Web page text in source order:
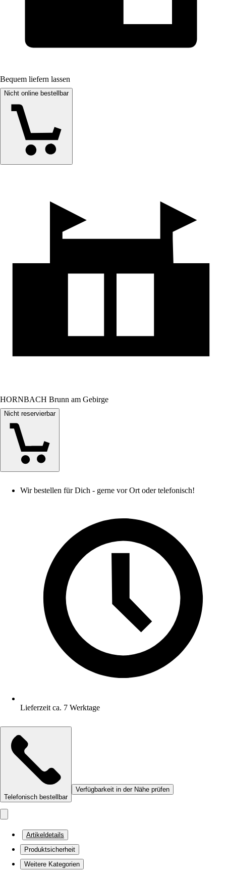
Bequem liefern lassen
Nicht online bestellbar
HORNBACH Brunn am Gebirge
Nicht reservierbar
Wir bestellen für Dich - gerne vor Ort oder telefonisch!
Lieferzeit ca. 7 Werktage
Telefonisch bestellbar
Verfügbarkeit in der Nähe prüfen
Artikeldetails
Produktsicherheit
Weitere Kategorien